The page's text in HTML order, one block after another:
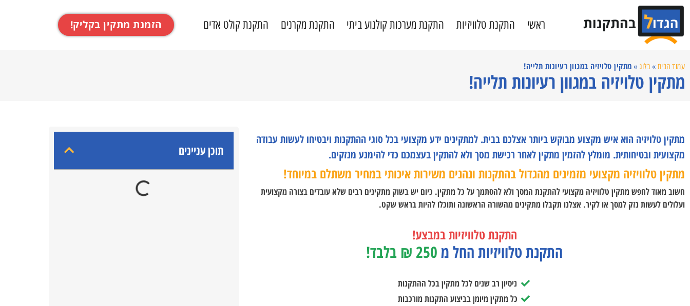
ראשי התקנת טלוויזיות התקנת מערכות קולנוע ביתי התקנת מקרנים התקנת קולט אדים הזמנת מתקין בקליק!
עמוד הבית » בלוג » מתקין טלויזיה במגוון רעיונות תלייה!
מתקין טלויזיה במגוון רעיונות תלייה!
מתקין טלויזיה הוא איש מקצוע מבוקש ביותר אצלכם בבית. למתקינים ידע מקצועי בכל סוגי ההתקנות ויבטיחו לעשות עבודה
מקצועית ובטיחותית. מומלץ להזמין מתקין לאחר רכישת מסך ולא להתקין בעצמכם כדי להימנע מנזקים.
מתקין טלוויזיה מקצועי מזמינים מהגדול בהתקנות ונהנים משירות איכותי במחיר משתלם במיוחד!
חשוב מאוד לחפש מתקין טלוויזיה מקצועי להתקנת המסך ולא להסתמך על כל מתקין. כיום יש בשוק מתקינים רבים שלא עובדים בצורה מקצועית
ועלולים לעשות נזק למסך או לקיר. אצלנו תקבלו מתקינים מהשורה הראשונה ותוכלו להיות בראש שקט.
התקנת טלוויזיות במבצע!
התקנת טלוויזיות החל מ250 ₪ בלבד!
ניסיון רב שנים לכל מתקין בכל ההתקנות
כל מתקין מיומן בביצוע התקנות מורכבות
תוכן עניינים